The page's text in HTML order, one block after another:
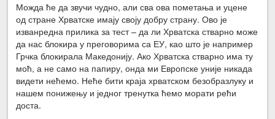
Можда ће да звучи чудно, али сва ова пометања и уцене
од стране Хрватске имају своју добру страну. Ово је
изванредна прилика за тест – да ли Хрватска стварно може
да нас блокира у преговорима са ЕУ, као што је например
Грчка блокирала Македонију. Ако Хрватска стварно има ту
моћ, а не само на папиру, онда ми Европске уније никада
видети нећемо. Неће бити краја хрватском безобразлуку и
нашем понижењу и једног тренутка ћемо морати рећи
доста.